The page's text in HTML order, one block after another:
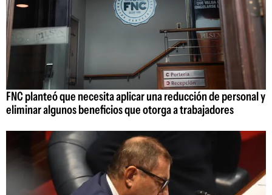
FNC planteó que necesita aplicar una reducción de personal y
eliminar algunos beneficios que otorga a trabajadores